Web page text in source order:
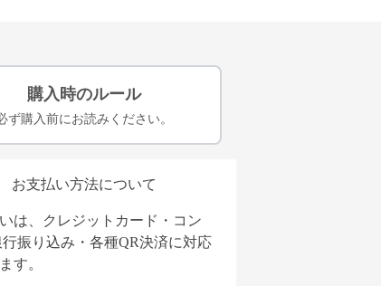
購入時のルール
ず購入前にお読みください。
お支払い方法について
は、クレジットカード・コン
行振り込み・各種QR決済に対応
す。